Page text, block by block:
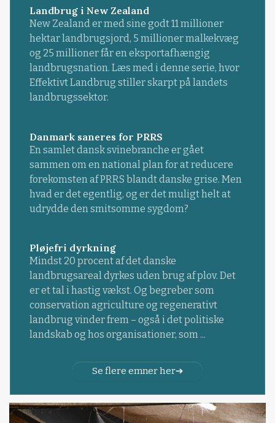
Landbrug i New Zealand
New Zealand er med sine godt 11 millioner
hektar landbrugsjord, 5 millioner malkekvæg
og 25 millioner får en eksportafhængig
landbrugsnation. Læs med i denne serie, hvor
Effektivt Landbrug stiller skarpt på landets
landbrugssektor.
Danmark saneres for PRRS
En samlet dansk svinebranche er gået
sammen om en national plan for at reducere
forekomsten af PRRS blandt danske grise. Men
hvad er det egentlig, og er det muligt helt at
udrydde den smitsomme sygdom?
Pløjefri dyrkning
Mindst 20 procent af det danske
landbrugsareal dyrkes uden brug af plov. Det
er et tal i hastig vækst. Og begreber som
conservation agriculture og regenerativt
landbrug vinder frem – også i det politiske
landskab og hos organisationer, som ...
Se flere emner her